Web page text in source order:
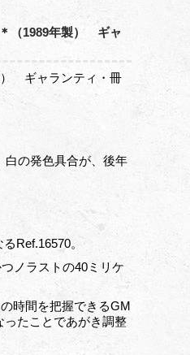
（1989年製） ギャ
ギャランティ・冊
白の発色具合が、後年
Ref.16570。
ノラストの40ミリケ
時間を把握できるGM
たことであがき調整